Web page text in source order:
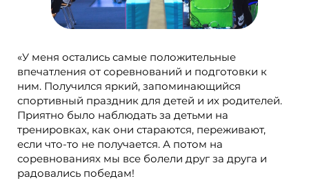
«У меня остались самые положительные
впечатления от соревнований и подготовки к
ним. Получился яркий, запоминающийся
спортивный праздник для детей и их родителей.
Приятно было наблюдать за детьми на
тренировках, как они стараются, переживают,
если что-то не получается. А потом на
соревнованиях мы все болели друг за друга и
радовались победам!